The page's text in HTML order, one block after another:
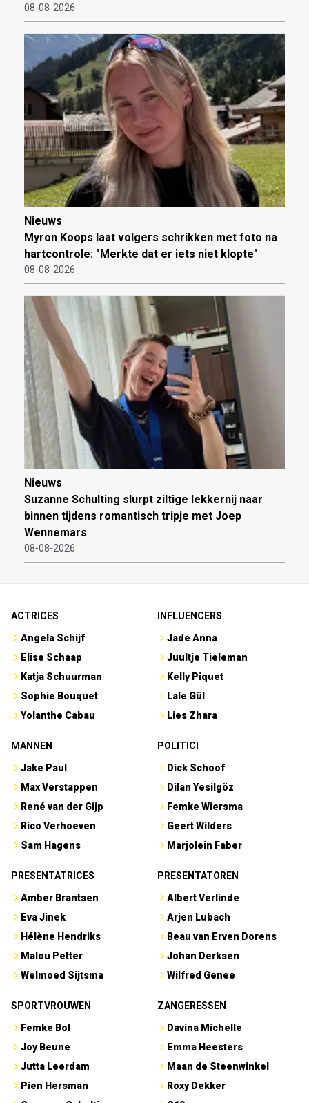
08-08-2026
Nieuws
Myron Koops laat volgers schrikken met foto na
hartcontrole: "Merkte dat er iets niet klopte"
08-08-2026
Nieuws
Suzanne Schulting slurpt ziltige lekkernij naar
binnen tijdens romantisch tripje met Joep
Wennemars
08-08-2026
ACTRICES
Angela Schijf
Elise Schaap
Katja Schuurman
Sophie Bouquet
Yolanthe Cabau
INFLUENCERS
Jade Anna
Juultje Tieleman
Kelly Piquet
Lale Gül
Lies Zhara
MANNEN
Jake Paul
Max Verstappen
René van der Gijp
Rico Verhoeven
Sam Hagens
POLITICI
Dick Schoof
Dilan Yesilgöz
Femke Wiersma
Geert Wilders
Marjolein Faber
PRESENTATRICES
Amber Brantsen
Eva Jinek
Hélène Hendriks
Malou Petter
Welmoed Sijtsma
PRESENTATOREN
Albert Verlinde
Arjen Lubach
Beau van Erven Dorens
Johan Derksen
Wilfred Genee
SPORTVROUWEN
Femke Bol
Joy Beune
Jutta Leerdam
Pien Hersman
ZANGERESSEN
Davina Michelle
Emma Heesters
Maan de Steenwinkel
Roxy Dekker